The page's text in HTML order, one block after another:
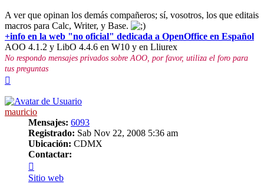
A ver que opinan los demás compañeros; sí, vosotros, los que editais
macros para Calc, Writer, y Base.
+info en la web "no oficial" dedicada a OpenOffice en Español
AOO 4.1.2 y LibO 4.4.6 en W10 y en Lliurex
No respondo mensajes privados sobre AOO, por favor, utiliza el foro para
tus preguntas
mauricio
Mensajes: 6093
Registrado: Sab Nov 22, 2008 5:36 am
Ubicación: CDMX
Contactar:
mauricio
Sitio web